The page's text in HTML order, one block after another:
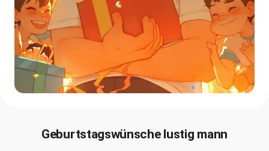
Geburtstagswünsche lustig mann